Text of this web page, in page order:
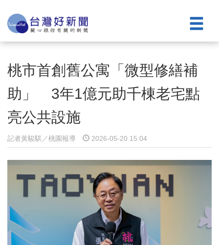
桃市首創舊公寓「微型修繕補
助」 3年1億元助千棟老宅點
亮公共設施
記者黃駿騏／桃園報導 2026-05-20 15:04